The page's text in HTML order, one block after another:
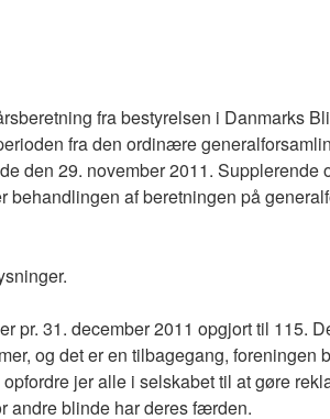
fra bestyrelsen i Danmarks
fra den ordinære
den 29. november 2011.
behandlingen af beretningen på
pr. 31. december 2011 opgjort til 115.
og det er en tilbagegang,
jer alle i selskabet til at gøre
andre blinde har deres færden.